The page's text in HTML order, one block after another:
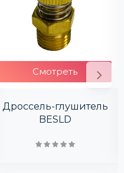
Смотреть
Дроссель-глушитель
BESLD